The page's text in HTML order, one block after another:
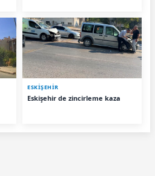
ESKIŞEHIR
Eskişehir de zincirleme kaza